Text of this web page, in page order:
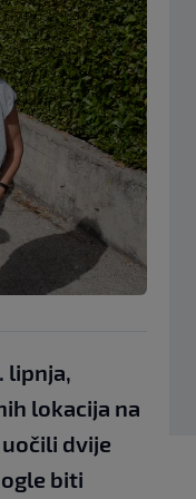
lipnja,
lokacija na
dvije
biti